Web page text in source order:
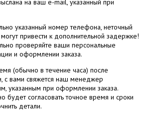
на ваш e-mail, указанный при
указанный номер телефона, неточный
привести к дополнительной задержке!
проверяйте ваши персональные
и оформлении заказа.
(обычно в течение часа) после
с вами свяжется наш менеджер
указанным при оформлении заказа.
согласовать точное время и сроки
детали.